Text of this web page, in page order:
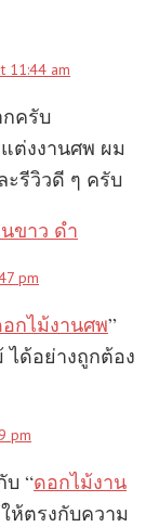
11:44 am
ครับ
ต่งงานศพ ผม
รีวิวดี ๆ ครับ
ขาว ดํา
pm
กไม้งานศพ”
ได้อย่างถูกต้อง
pm
“ดอกไม้งาน
ห้ตรงกับความ